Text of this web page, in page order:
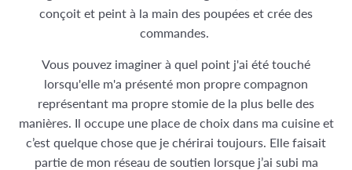
conçoit et peint à la main des poupées et crée des
commandes.
Vous pouvez imaginer à quel point j'ai été touché
lorsqu'elle m'a présenté mon propre compagnon
représentant ma propre stomie de la plus belle des
manières. Il occupe une place de choix dans ma cuisine et
c’est quelque chose que je chérirai toujours. Elle faisait
partie de mon réseau de soutien lorsque j’ai subi ma